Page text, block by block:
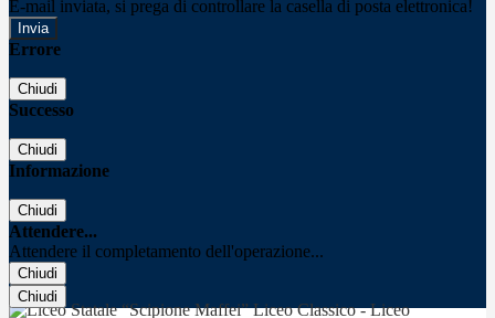
E-mail inviata, si prega di controllare la casella di posta elettronica!
Errore
Chiudi
Successo
Chiudi
Informazione
Chiudi
Attendere...
Attendere il completamento dell'operazione...
Chiudi
Chiudi